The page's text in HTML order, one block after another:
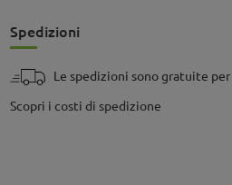
Spedizioni
Le spedizioni sono gratuite
Scopri i costi di spedizione